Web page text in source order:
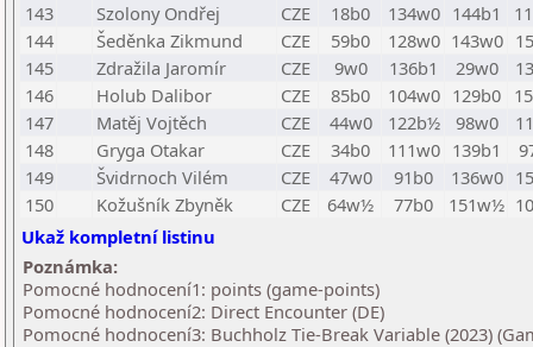
143
Szolony Ondřej CZE 18b0 134w0 144b1
144
Šeděnka Zikmund CZE 59b0 128w0 143w0
145
Zdražila Jaromír CZE 9w0 136b1 29w0
146
Holub Dalibor CZE 85b0 104w0 129b0
147
Matěj Vojtěch CZE 44w0 122b½ 98w0
148
Gryga Otakar CZE 34b0 111w0 139b1
149
Švidrnoch Vilém CZE 47w0 91b0 136w0
150
Kožušník Zbyněk CZE 64w½ 77b0 151w½
Ukaž kompletní listinu
Poznámka:
Pomocné hodnocení1: points (game-points)
Pomocné hodnocení2: Direct Encounter (DE)
Pomocné hodnocení3: Buchholz Tie-Break Variable (2023)